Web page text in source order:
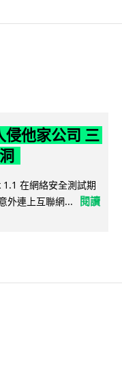
他家公司 三
在網絡安全測試期
外連上互聯網...
閱讀